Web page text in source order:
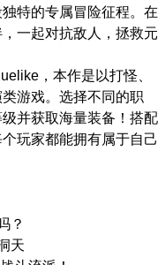
特的专属冒险征程。在
一起对抗敌人，拯救元
，本作是以打怪、
游戏。选择不同的职
并获取海量装备！搭配
玩家都能拥有属于自己
？
天